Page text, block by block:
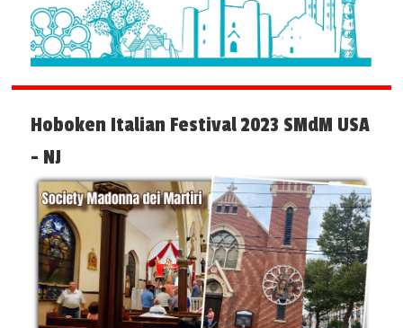
Hoboken Italian Festival 2023 SMdM USA
- NJ